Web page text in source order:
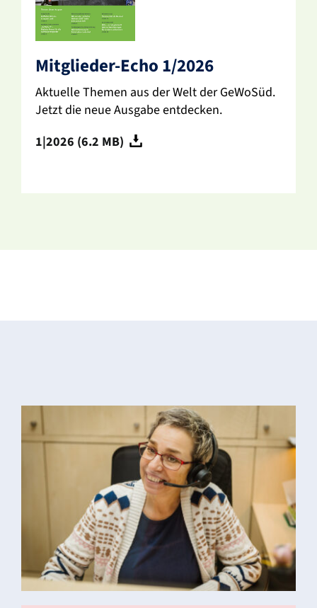
Mitglieder-Echo 1/2026
Aktu­elle Themen aus der Welt der GeWoSüd.
Jetzt die neue Ausgabe entde­cken.
1|2026 (6.2 MB)